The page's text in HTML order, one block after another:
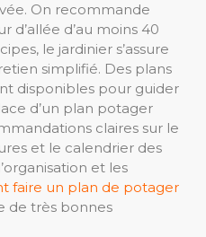
On recommande
d’au moins 40
le jardinier s’assure
simplifié. Des plans
disponibles pour guider
d’un plan potager
claires sur le
et le calendrier des
et les
faire un plan de potager
de très bonnes